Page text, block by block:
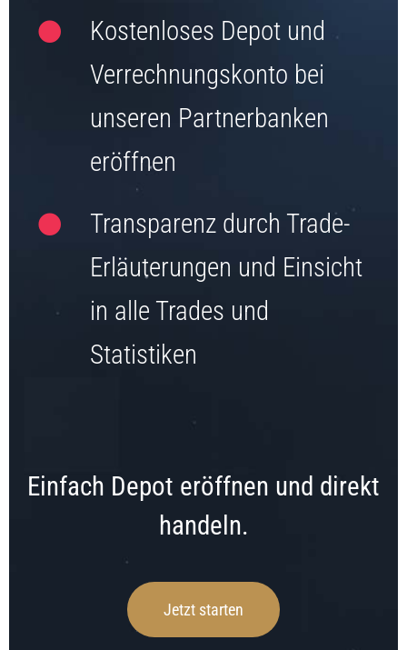
Kostenloses Depot und
Verrechnungskonto bei
unseren Partnerbanken
eröffnen
Transparenz durch Trade-
Erläuterungen und Einsicht
in alle Trades und
Statistiken
Einfach Depot eröffnen und direkt
handeln.
Jetzt starten